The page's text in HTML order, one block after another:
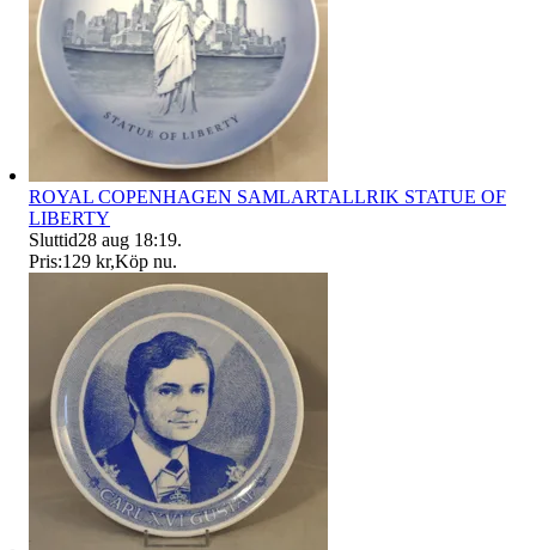
ROYAL COPENHAGEN SAMLARTALLRIK STATUE OF
LIBERTY
Sluttid28 aug 18:19.
Pris:129 kr,Köp nu.